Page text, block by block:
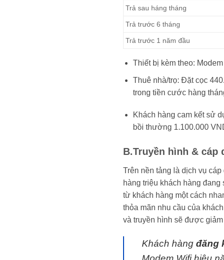
Trả sau háng tháng
Trả trước 6 tháng
Trả trước 1 năm đầu
Thiết bị kèm theo:
Thuê nhà/trọ: Đặt cọc
trong tiền cước hàng
Khách hàng cam kết sử
bồi thường 1.100.000
B.Truyền hình & cáp
Trên nền tảng là dịch vụ
hàng triệu khách hàng
từ khách hàng một cách
thỏa mãn nhu cầu của
và truyền hình sẽ được
Khách hàng đăng